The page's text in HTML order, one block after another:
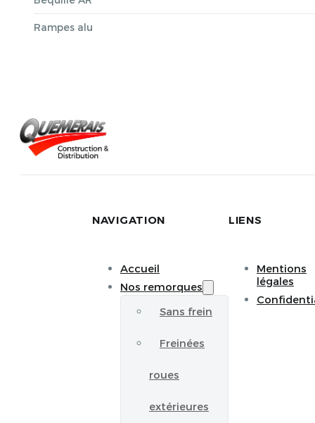
Rampes alu
NAVIGATION
Accueil
Nos remorques
Sans frein
Freinées
roues
extérieures
LIENS
Mentions
légales